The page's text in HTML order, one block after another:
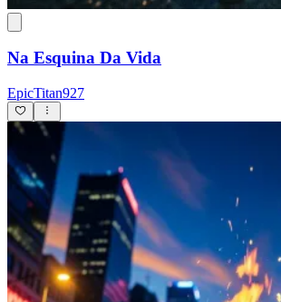
Na Esquina Da Vida
EpicTitan927